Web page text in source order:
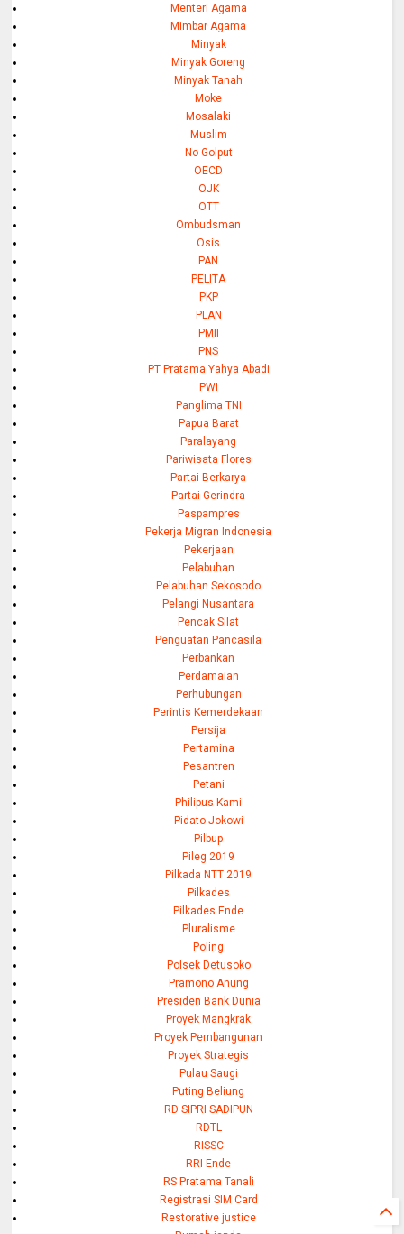
Menteri Agama
Mimbar Agama
Minyak
Minyak Goreng
Minyak Tanah
Moke
Mosalaki
Muslim
No Golput
OECD
OJK
OTT
Ombudsman
Osis
PAN
PELITA
PKP
PLAN
PMII
PNS
PT Pratama Yahya Abadi
PWI
Panglima TNI
Papua Barat
Paralayang
Pariwisata Flores
Partai Berkarya
Partai Gerindra
Paspampres
Pekerja Migran Indonesia
Pekerjaan
Pelabuhan
Pelabuhan Sekosodo
Pelangi Nusantara
Pencak Silat
Penguatan Pancasila
Perbankan
Perdamaian
Perhubungan
Perintis Kemerdekaan
Persija
Pertamina
Pesantren
Petani
Philipus Kami
Pidato Jokowi
Pilbup
Pileg 2019
Pilkada NTT 2019
Pilkades
Pilkades Ende
Pluralisme
Poling
Polsek Detusoko
Pramono Anung
Presiden Bank Dunia
Proyek Mangkrak
Proyek Pembangunan
Proyek Strategis
Pulau Saugi
Puting Beliung
RD SIPRI SADIPUN
RDTL
RISSC
RRI Ende
RS Pratama Tanali
Registrasi SIM Card
Restorative justice